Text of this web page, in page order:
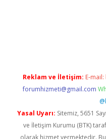
Reklam ve İletişim: E-mail:
forumhizmeti@gmail.com
Yasal Uyarı: Sitemiz, 5651
ve İletişim Kurumu (BTK)
olarak hizmet vermektedir.